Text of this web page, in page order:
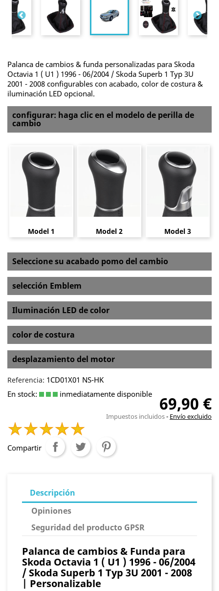
Palanca de cambios & funda personalizadas para Skoda
Octavia 1 ( U1 ) 1996 - 06/2004 / Skoda Superb 1 Typ 3U
2001 - 2008 configurables con acabado, color de costura &
iluminación LED opcional.
configurar: haga clic en el modelo de perilla de
cambio
Model 1 Model 2 Model 3
Seleccione su acabado pomo del cambio
selección Emblem
Iluminación LED de color
color de costura
desplazamiento del motor
Referencia: 1CD01X01 NS-HK
En stock:
inmediatamente disponible 69,90 €
Impuestos incluidos Envío excluido
Compartir
Descripción
Opiniones
Seguridad del producto GPSR
Palanca de cambios & Funda para
Skoda Octavia 1 ( U1 ) 1996 - 06/2004
/ Skoda Superb 1 Typ 3U 2001 - 2008
| Personalizable